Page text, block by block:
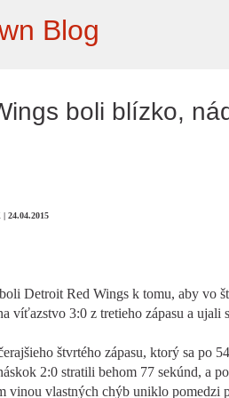
Blog
boli blízko,
24.04.2015
Detroit Red Wings k tomu, aby vo
víťazstvo 3:0 z tretieho zápasu a ujali
štvrtého zápasu, ktorý sa po
2:0 stratili behom 77 sekúnd, a
vinou vlastných chýb uniklo pomedzi